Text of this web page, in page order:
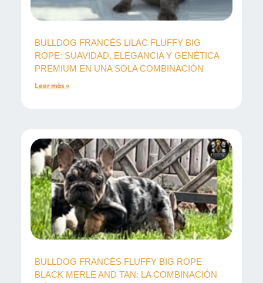
BULLDOG FRANCÉS LILAC FLUFFY BIG
ROPE: SUAVIDAD, ELEGANCIA Y GENÉTICA
PREMIUM EN UNA SOLA COMBINACIÓN
Leer más »
BULLDOG FRANCÉS FLUFFY BIG ROPE
BLACK MERLE AND TAN: LA COMBINACIÓN